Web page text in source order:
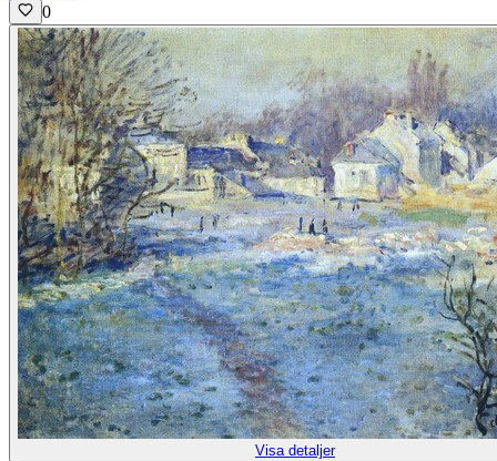
0
Visa detaljer